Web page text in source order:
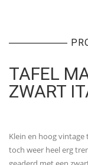
TAFEL
ZWART
Klein en hoog
toch weer heel erg